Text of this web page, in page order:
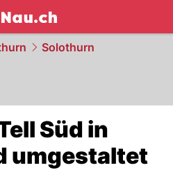
NAU.ch
Solothurn
Süd in
umgestaltet